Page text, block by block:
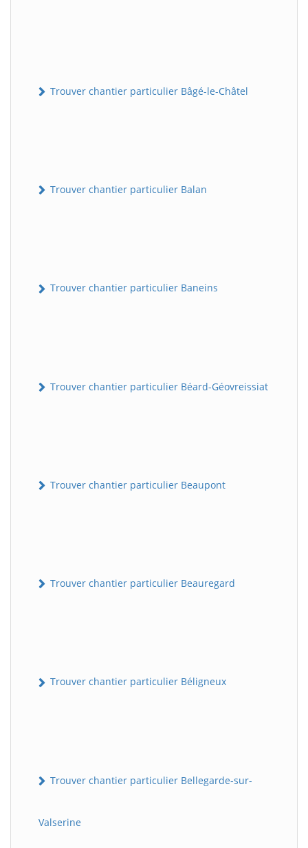
Trouver chantier particulier Bâgé-le-Châtel
Trouver chantier particulier Balan
Trouver chantier particulier Baneins
Trouver chantier particulier Béard-Géovreissiat
Trouver chantier particulier Beaupont
Trouver chantier particulier Beauregard
Trouver chantier particulier Béligneux
Trouver chantier particulier Bellegarde-sur-
Valserine